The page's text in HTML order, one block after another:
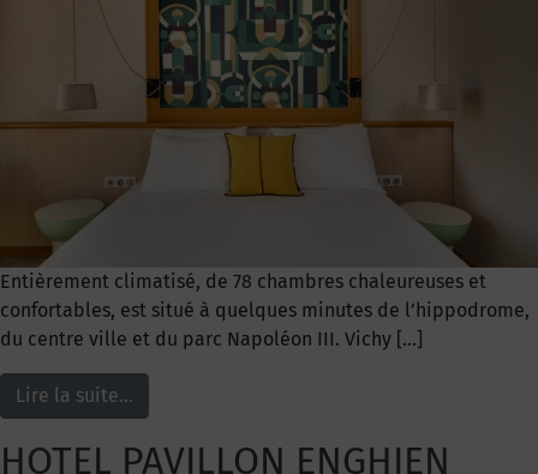
Entièrement climatisé, de 78 chambres chaleureuses et
confortables, est situé à quelques minutes de l’hippodrome,
du centre ville et du parc Napoléon III. Vichy […]
Lire la suite…
HOTEL PAVILLON ENGHIEN